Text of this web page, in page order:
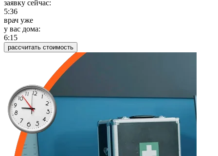
заявку сейчас:
5:36
врач уже
у вас дома:
6:15
рассчитать стоимость